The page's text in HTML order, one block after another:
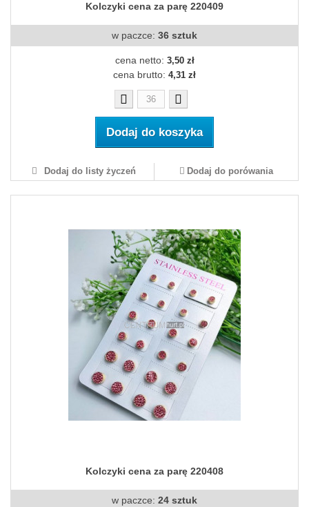
Kolczyki cena za parę 220409
w paczce: 36 sztuk
cena netto: 3,50 zł
cena brutto: 4,31 zł
Dodaj do koszyka
Dodaj do listy życzeń Dodaj do porówania
Kolczyki cena za parę 220408
w paczce: 24 sztuk